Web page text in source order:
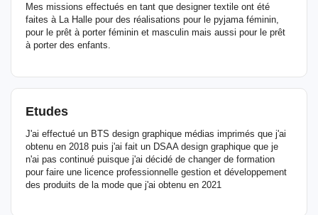
Mes missions effectués en tant que designer textile ont été
faites à La Halle pour des réalisations pour le pyjama féminin,
pour le prêt à porter féminin et masculin mais aussi pour le prêt
à porter des enfants.
Etudes
J'ai effectué un BTS design graphique médias imprimés que j'ai
obtenu en 2018 puis j'ai fait un DSAA design graphique que je
n'ai pas continué puisque j'ai décidé de changer de formation
pour faire une licence professionnelle gestion et développement
des produits de la mode que j'ai obtenu en 2021